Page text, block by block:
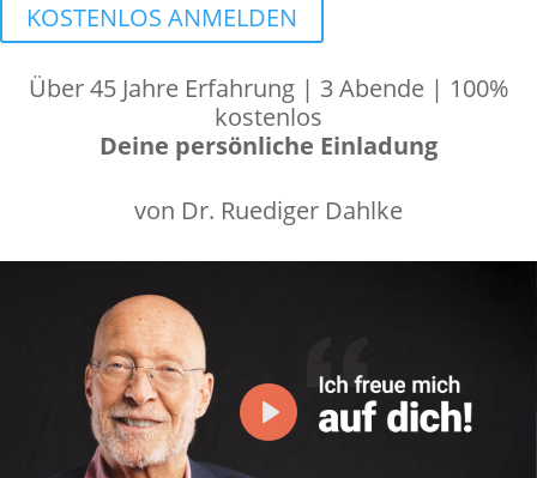
KOSTENLOS ANMELDEN
Über 45 Jahre Erfahrung | 3 Abende | 100%
kostenlos
Deine persönliche Einladung
von Dr. Ruediger Dahlke